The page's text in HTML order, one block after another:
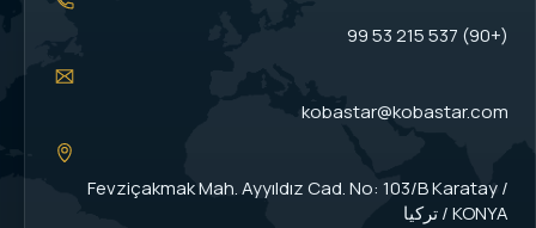
(+90) 537 215 53 99
kobastar@kobastar.com
Fevziçakmak Mah. Ayyıldız Cad. No: 103/B Karatay /
KONYA / تركيا